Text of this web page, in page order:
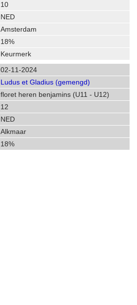
10
NED
Amsterdam
18%
Keurmerk
02-11-2024
Ludus et Gladius (gemengd)
floret heren benjamins (U11 - U12)
12
NED
Alkmaar
18%